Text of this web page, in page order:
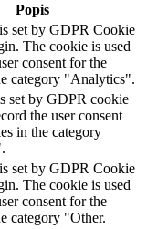
Popis
set by GDPR Cookie
The cookie is used
consent for the
category "Analytics".
set by GDPR cookie
the user consent
in the category
set by GDPR Cookie
The cookie is used
consent for the
category "Other.